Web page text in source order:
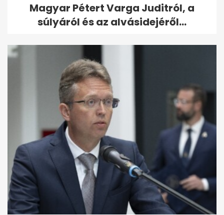
Magyar Pétert Varga Juditról, a
súlyáról és az alvásidejéről...